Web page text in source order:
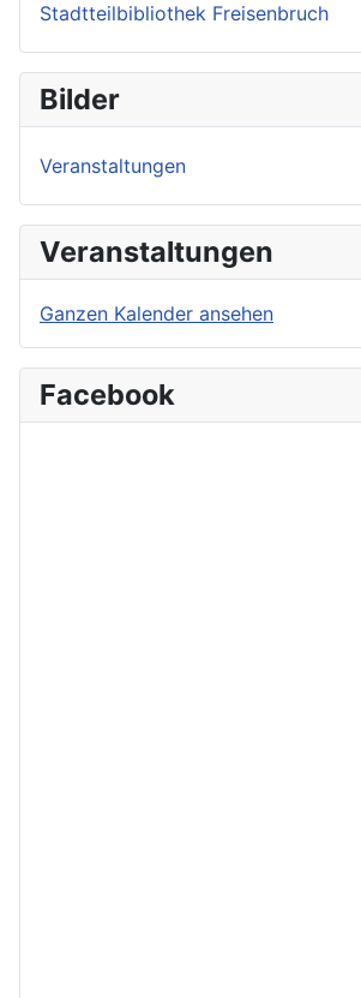
Stadtteilbibliothek Freisenbruch
Bilder
Veranstaltungen
Veranstaltungen
Ganzen Kalender ansehen
Facebook